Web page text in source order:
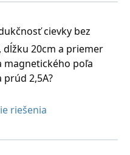
cievky bez
dĺžku 20cm a priemer
magnetického poľa
prúd 2,5A?
riešenia